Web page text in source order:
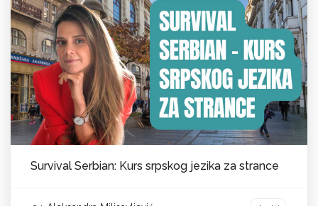
Survival Serbian: Kurs srpskog jezika za strance